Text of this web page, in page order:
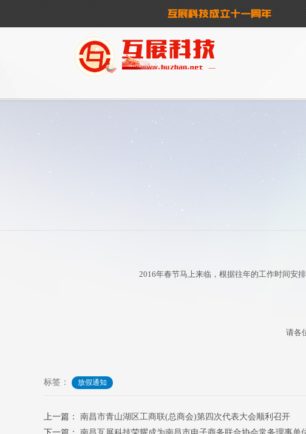
2016年春节马上来临，根据往年的工作时间安
请各
标签： 放假通知
上一篇： 南昌市青山湖区工商联(总商会)第四次代表大会顺利召开